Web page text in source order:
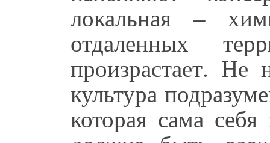
локальная –
отдаленных
произрастает.
культура
которая сама